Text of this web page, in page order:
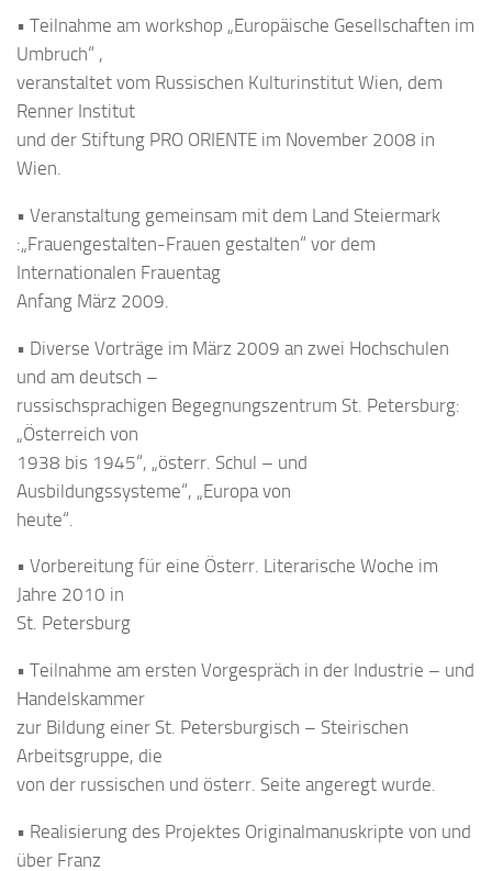
• Teilnahme am workshop „Europäische Gesellschaften im
Umbruch“ ,
veranstaltet vom Russischen Kulturinstitut Wien, dem
Renner Institut
und der Stiftung PRO ORIENTE im November 2008 in
Wien.
• Veranstaltung gemeinsam mit dem Land Steiermark
:„Frauengestalten-Frauen gestalten“ vor dem
Internationalen Frauentag
Anfang März 2009.
• Diverse Vorträge im März 2009 an zwei Hochschulen
und am deutsch –
russischsprachigen Begegnungszentrum St. Petersburg:
„Österreich von
1938 bis 1945“, „österr. Schul – und
Ausbildungssysteme“, „Europa von
heute“.
• Vorbereitung für eine Österr. Literarische Woche im
Jahre 2010 in
St. Petersburg
• Teilnahme am ersten Vorgespräch in der Industrie – und
Handelskammer
zur Bildung einer St. Petersburgisch – Steirischen
Arbeitsgruppe, die
von der russischen und österr. Seite angeregt wurde.
• Realisierung des Projektes Originalmanuskripte von und
über Franz